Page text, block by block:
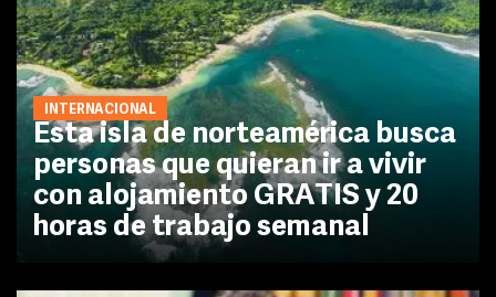
INTERNACIONAL
Esta isla de norteamérica busca
personas que quieran ir a vivir
con alojamiento GRATIS y 20
horas de trabajo semanal